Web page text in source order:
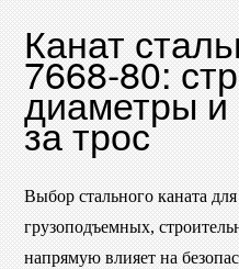
Канат
7668-80:
диаметры и
за трос
Выбор стального каната
грузоподъемных,
напрямую влияет на